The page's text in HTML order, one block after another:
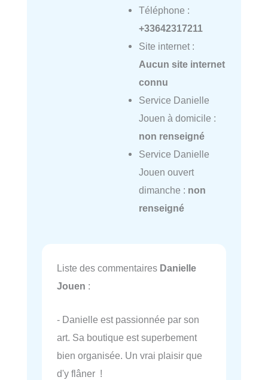
Téléphone :
+33642317211
Site internet :
Aucun site internet
connu
Service Danielle
Jouen à domicile :
non renseigné
Service Danielle
Jouen ouvert
dimanche : non
renseigné
Liste des commentaires Danielle
Jouen :
- Danielle est passionnée par son
art. Sa boutique est superbement
bien organisée. Un vrai plaisir que
d'y flâner !